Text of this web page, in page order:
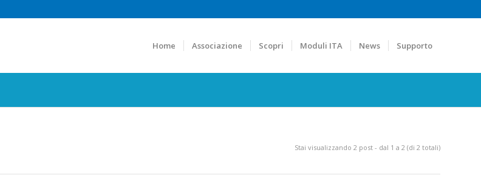
Home Associazione Scopri Moduli ITA News Supporto
Stai visualizzando 2 post - dal 1 a 2 (di 2 totali)